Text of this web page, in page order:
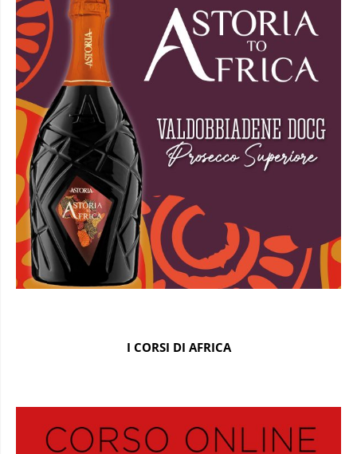
I CORSI DI AFRICA